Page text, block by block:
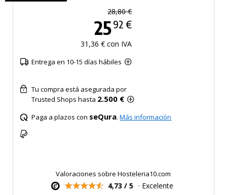
28,80 €
2592 €
31,36 € con IVA
Entrega en 10-15 días hábiles
Tu compra está asegurada por
Trusted Shops hasta 2.500 €
Paga a plazos con seQura.Más información
Valoraciones sobre Hosteleria10.com
4,73 / 5 · Excelente